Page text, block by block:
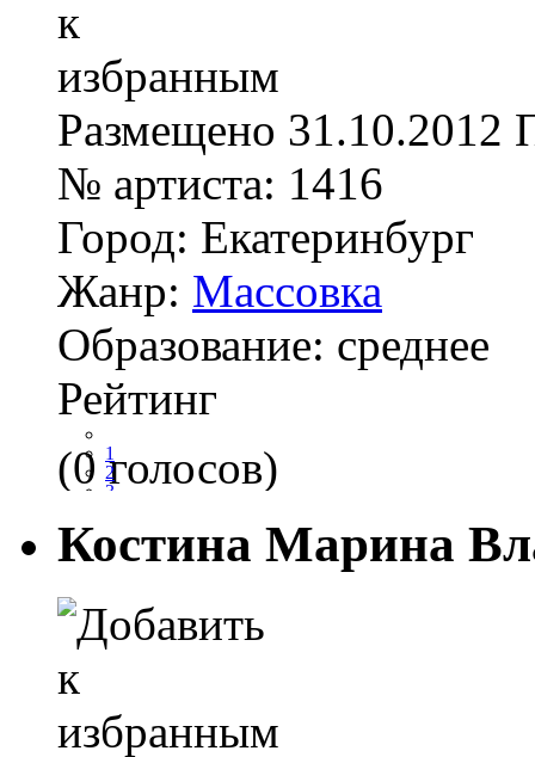
Размещено 31.10.2012
№ артиста: 1416
Город: Екатеринбург
Жанр: Массовка
Образование: среднее
Рейтинг
1
2
3
(0 голосов)
Костина Марина